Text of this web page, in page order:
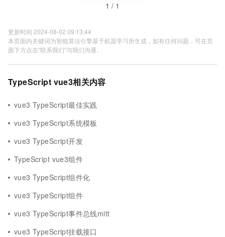
1 / 1
更新时间 2024-08-02 09:13:44
本页面内关键词为智能算法引擎基于机器学习所生成，如有任何问题，可在页
面下方点击"联系我们"与我们沟通。
TypeScript vue3相关内容
vue3 TypeScript最佳实践
vue3 TypeScript系统模板
vue3 TypeScript开发
TypeScript vue3组件
vue3 TypeScript组件化
vue3 TypeScript组件
vue3 TypeScript事件总线mitt
vue3 TypeScript挂载接口